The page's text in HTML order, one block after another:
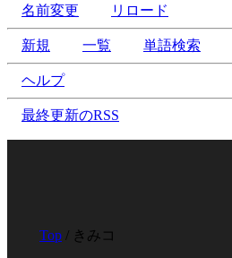
名前変更
リロード
新規 一覧 単語検索
ヘルプ
最終更新のRSS
Top / きみコ